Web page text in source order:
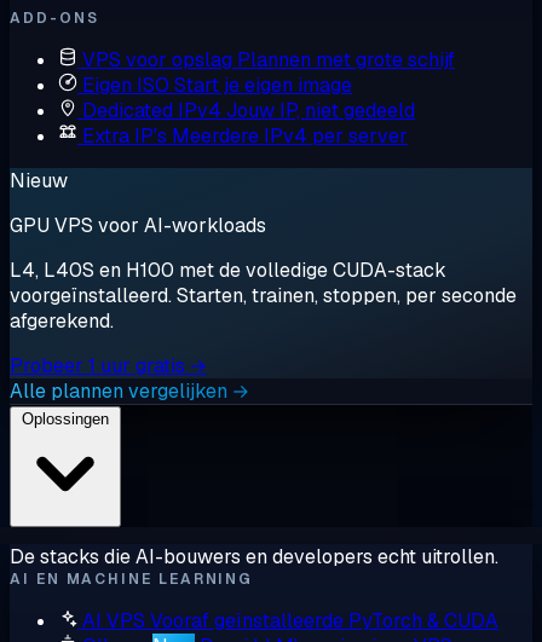
ADD-ONS
VPS voor opslag Plannen met grote schijf
Eigen ISO Start je eigen image
Dedicated IPv4 Jouw IP, niet gedeeld
Extra IP's Meerdere IPv4 per server
Nieuw
GPU VPS voor AI-workloads
L4, L40S en H100 met de volledige CUDA-stack
voorgeïnstalleerd. Starten, trainen, stoppen, per seconde
afgerekend.
Probeer 1 uur gratis →
Alle plannen vergelijken →
De stacks die AI-bouwers en developers echt uitrollen.
AI EN MACHINE LEARNING
AI VPS Vooraf geïnstalleerde PyTorch & CUDA